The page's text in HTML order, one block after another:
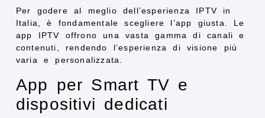
Per godere al meglio dell’esperienza IPTV in
Italia, è fondamentale scegliere l’app giusta. Le
app IPTV offrono una vasta gamma di canali e
contenuti, rendendo l’esperienza di visione più
varia e personalizzata.
App per Smart TV e
dispositivi dedicati